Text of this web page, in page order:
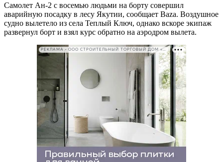
Самолет Ан-2 с восемью людьми на борту совершил
аварийную посадку в лесу Якутии, сообщает Baza. Воздушное
судно вылетело из села Теплый Ключ, однако вскоре экипаж
развернул борт и взял курс обратно на аэродром вылета.
РЕКЛАМА • ООО СТРОИТЕЛЬНЫЙ ТОРГОВЫЙ ДОМ «ПЕТРОВИЧ». ИНН: 7802348846